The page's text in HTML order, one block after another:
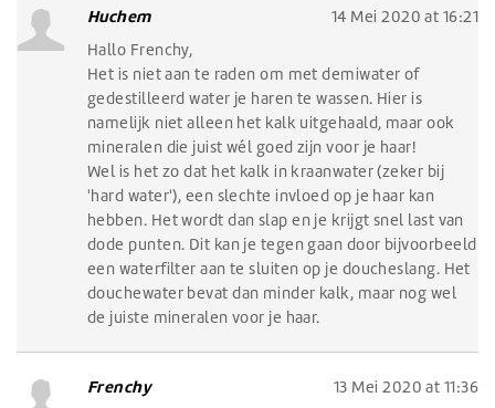
Huchem
14 Mei 2020 at 16:21
Hallo Frenchy,
Het is niet aan te raden om met demiwater of
gedestilleerd water je haren te wassen. Hier is
namelijk niet alleen het kalk uitgehaald, maar ook
mineralen die juist wél goed zijn voor je haar!
Wel is het zo dat het kalk in kraanwater (zeker bij
'hard water'), een slechte invloed op je haar kan
hebben. Het wordt dan slap en je krijgt snel last van
dode punten. Dit kan je tegen gaan door bijvoorbeeld
een waterfilter aan te sluiten op je doucheslang. Het
douchewater bevat dan minder kalk, maar nog wel
de juiste mineralen voor je haar.
Frenchy
13 Mei 2020 at 11:36